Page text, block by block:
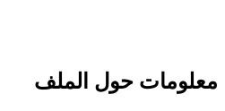
معلومات حول الملف